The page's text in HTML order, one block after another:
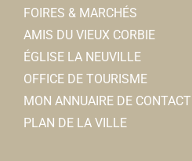
FOIRES & MARCHÉS
AMIS DU VIEUX CORBIE
ÉGLISE LA NEUVILLE
OFFICE DE TOURISME
MON ANNUAIRE DE CONTACT
PLAN DE LA VILLE